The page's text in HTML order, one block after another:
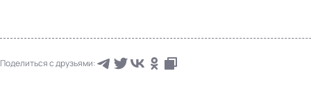
Поделиться с друзьями: